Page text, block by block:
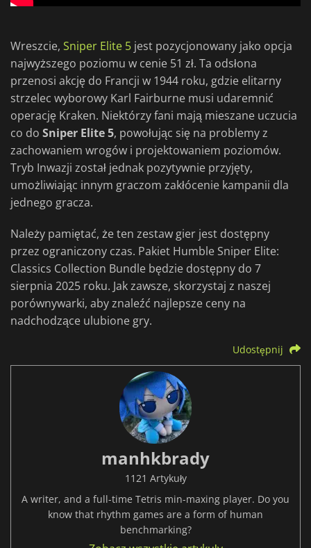
Wreszcie, Sniper Elite 5 jest pozycjonowany jako opcja
najwyższego poziomu w cenie 51 zł. Ta odsłona
przenosi akcję do Francji w 1944 roku, gdzie elitarny
strzelec wyborowy Karl Fairburne musi udaremnić
operację Kraken. Niektórzy fani mają mieszane uczucia
co do Sniper Elite 5, powołując się na problemy z
zachowaniem wrogów i projektowaniem poziomów.
Tryb Inwazji został jednak pozytywnie przyjęty,
umożliwiając innym graczom zakłócenie kampanii dla
jednego gracza.
Należy pamiętać, że ten zestaw gier jest dostępny
przez ograniczony czas. Pakiet Humble Sniper Elite:
Classics Collection Bundle będzie dostępny do 7
sierpnia 2025 roku. Jak zawsze, skorzystaj z naszej
porównywarki, aby znaleźć najlepsze ceny na
nadchodzące ulubione gry.
Udostępnij
manhkbrady
1121 Artykuły
A writer, and a full-time Tetris min-maxing player. Do you
know that rhythm games are a form of human
benchmarking?